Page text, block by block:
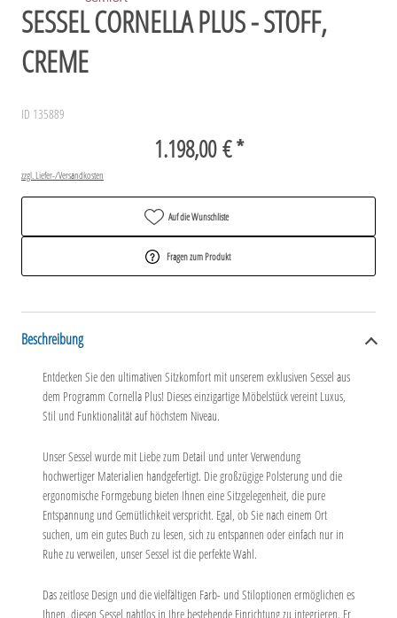
SESSEL CORNELLA PLUS - STOFF,
CREME
ID 135889
1.198,00 € *
zzgl. Liefer-/Versandkosten
Auf die Wunschliste
Fragen zum Produkt
Beschreibung
Entdecken Sie den ultimativen Sitzkomfort mit unserem exklusiven Sessel aus
dem Programm Cornella Plus! Dieses einzigartige Möbelstück vereint Luxus,
Stil und Funktionalität auf höchstem Niveau.
Unser Sessel wurde mit Liebe zum Detail und unter Verwendung
hochwertiger Materialien handgefertigt. Die großzügige Polsterung und die
ergonomische Formgebung bieten Ihnen eine Sitzgelegenheit, die pure
Entspannung und Gemütlichkeit verspricht. Egal, ob Sie nach einem Ort
suchen, um ein gutes Buch zu lesen, sich zu entspannen oder einfach nur in
Ruhe zu verweilen, unser Sessel ist die perfekte Wahl.
Das zeitlose Design und die vielfältigen Farb- und Stiloptionen ermöglichen es
Ihnen, diesen Sessel nahtlos in Ihre bestehende Einrichtung zu integrieren. Er